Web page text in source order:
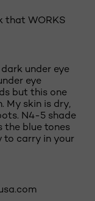
that WORKS
under eye
eye
but this one
My skin is dry,
N4-5 shade
the blue tones
to carry in your